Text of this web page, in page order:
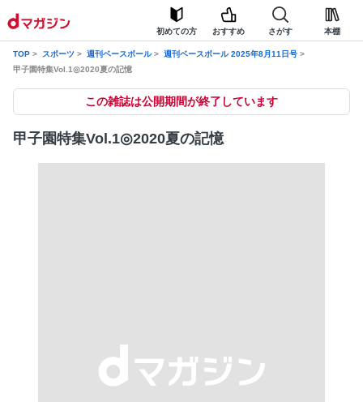
初めての方 おすすめ さがす 本棚
TOP スポーツ 週刊ベースボール
週刊ベースボール 2025年8月11日号
甲子園特集Vol.1◎2020夏の記憶
この雑誌は公開期間が終了しています
甲子園特集Vol.1◎2020夏の記憶